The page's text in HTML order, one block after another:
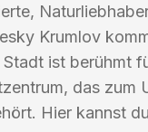
Krumlov
ist berühmt
das zum
Hier kannst